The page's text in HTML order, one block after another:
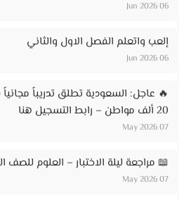
06 Jun 2026
إلعب واتعلم الفصل الاول والثاني
06 Jun 2026
🔥 عاجل: السعودية تطلق تدريباً
20 ألف مواطن – رابط التسجيل هنا
07 May 2026
📖 مراجعة ليلة الاختبار – العلوم للصف
07 May 2026